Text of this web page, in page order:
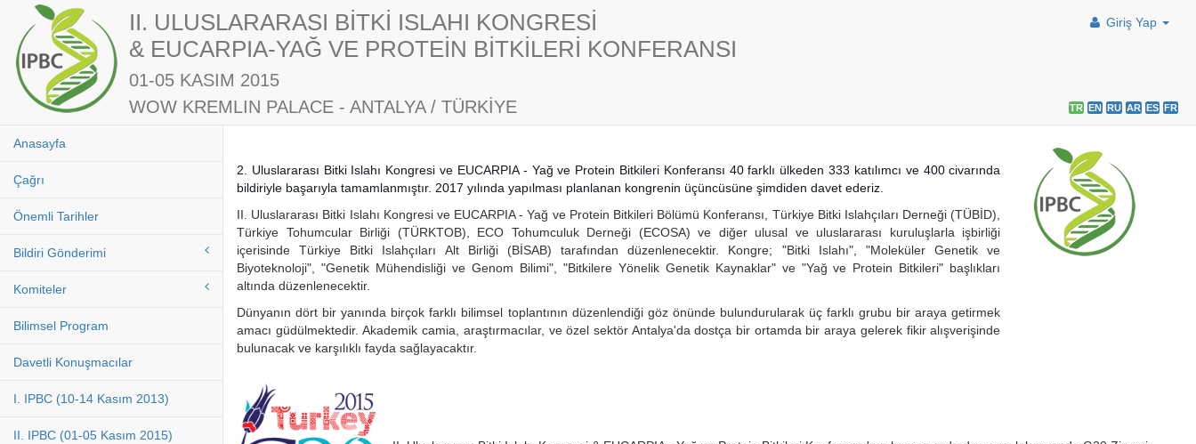
II. ULUSLARARASI BİTKİ ISLAHI KONGRESİ
& EUCARPIA-YAĞ VE PROTEİN BİTKİLERİ KONFERANSI
01-05 KASIM 2015
WOW KREMLIN PALACE - ANTALYA / TÜRKİYE
TR EN RU AR ES FR
Giriş Yap
Anasayfa
Çağrı
Önemli Tarihler
Bildiri Gönderimi
Komiteler
Bilimsel Program
Davetli Konuşmacılar
I. IPBC (10-14 Kasım 2013)
II. IPBC (01-05 Kasım 2015)
2. Uluslararası Bitki Islahı Kongresi ve EUCARPIA - Yağ ve Protein Bitkileri Konferansı 40 farklı ülkeden 333 katılımcı ve 400 civarında
bildiriyle başarıyla tamamlanmıştır. 2017 yılında yapılması planlanan kongrenin üçüncüsüne şimdiden davet ederiz.
II. Uluslararası Bitki Islahı Kongresi ve EUCARPIA - Yağ ve Protein Bitkileri Bölümü Konferansı, Türkiye Bitki Islahçıları Derneği (TÜBİD),
Türkiye Tohumcular Birliği (TÜRKTOB), ECO Tohumculuk Derneği (ECOSA) ve diğer ulusal ve uluslararası kuruluşlarla işbirliği
içerisinde Türkiye Bitki Islahçıları Alt Birliği (BİSAB) tarafından düzenlenecektir. Kongre; "Bitki Islahı", "Moleküler Genetik ve
Biyoteknoloji", "Genetik Mühendisliği ve Genom Bilimi", "Bitkilere Yönelik Genetik Kaynaklar" ve "Yağ ve Protein Bitkileri" başlıkları
altında düzenlenecektir.
Dünyanın dört bir yanında birçok farklı bilimsel toplantının düzenlendiği göz önünde bulundurularak üç farklı grubu bir araya getirmek
amacı güdülmektedir. Akademik camia, araştırmacılar, ve özel sektör Antalya'da dostça bir ortamda bir araya gelerek fikir alışverişinde
bulunacak ve karşılıklı fayda sağlayacaktır.